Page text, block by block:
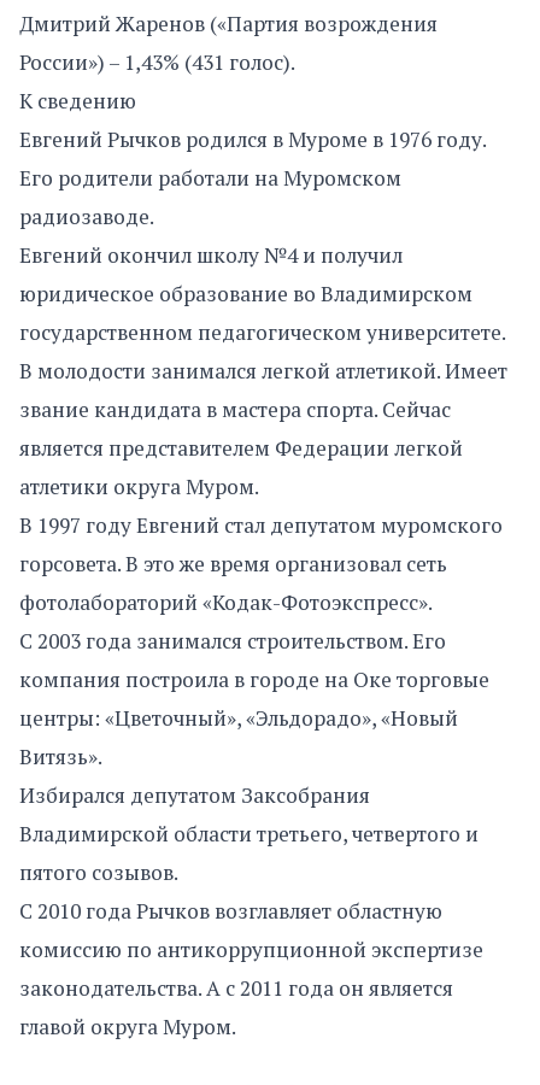
Дмитрий Жаренов («Партия возрождения
России») – 1,43% (431 голос).
К сведению
Евгений Рычков родился в Муроме в 1976 году.
Его родители работали на Муромском
радиозаводе.
Евгений окончил школу №4 и получил
юридическое образование во Владимирском
государственном педагогическом университете.
В молодости занимался легкой атлетикой. Имеет
звание кандидата в мастера спорта. Сейчас
является представителем Федерации легкой
атлетики округа Муром.
В 1997 году Евгений стал депутатом муромского
горсовета. В это же время организовал сеть
фотолабораторий «Кодак-Фотоэкспресс».
С 2003 года занимался строительством. Его
компания построила в городе на Оке торговые
центры: «Цветочный», «Эльдорадо», «Новый
Витязь».
Избирался депутатом Заксобрания
Владимирской области третьего, четвертого и
пятого созывов.
С 2010 года Рычков возглавляет областную
комиссию по антикоррупционной экспертизе
законодательства. А с 2011 года он является
главой округа Муром.